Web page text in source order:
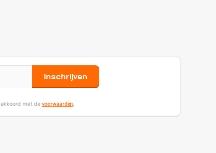
Inschrijven
met de voorwaarden.